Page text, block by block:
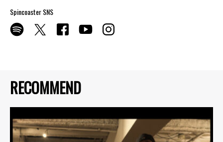
RECOMMEND
Spincoaster SNS